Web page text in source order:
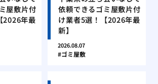
屋敷片付
2026年最
依頼できるゴミ屋敷片付
け業者5選！【2026年最
新】
2026.08.07
ゴミ屋敷